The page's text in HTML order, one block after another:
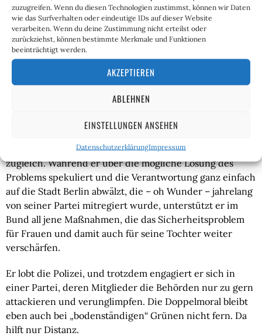
zuzugreifen. Wenn du diesen Technologien zustimmst, können wir Daten
wie das Surfverhalten oder eindeutige IDs auf dieser Website
verarbeiten. Wenn du deine Zustimmung nicht erteilst oder
zurückziehst, können bestimmte Merkmale und Funktionen
beeinträchtigt werden.
AKZEPTIEREN
ABLEHNEN
EINSTELLUNGEN ANSEHEN
DatenschutzerklärungImpressum
Ein Schicksal, das sicherlich Tausende andere junge
Frauen in Deutschland mit ihr teilen. Mit dem kleinen,
aber feinen Unterschied, dass die meisten jungen Frauen
und Mädchen keinen Fahrrad fahrenden Minister zum
Vater haben, der ihnen im Zweifel ein sicheres Taxi nach
Hause spendieren kann.
Sicherlich haben die meisten jungen Frauen, die abends
um ihre Sicherheit bangen, auch keinen Grünen-
mit befeuerte. Cem Özdemir hingegen ist beides
zugleich. Während er über die mögliche Lösung des
Problems spekuliert und die Verantwortung ganz einfach
auf die Stadt Berlin abwälzt, die – oh Wunder – jahrelang
von seiner Partei mitregiert wurde, unterstützt er im
Bund all jene Maßnahmen, die das Sicherheitsproblem
für Frauen und damit auch für seine Tochter weiter
verschärfen.
Er lobt die Polizei, und trotzdem engagiert er sich in
einer Partei, deren Mitglieder die Behörden nur zu gern
attackieren und verunglimpfen. Die Doppelmoral bleibt
eben auch bei „bodenständigen“ Grünen nicht fern. Da
hilft nur Distanz.